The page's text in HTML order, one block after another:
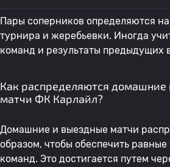
Пары соперников определяются
турнира и жеребьевки. Иногда
команд и результаты предыдущих
Как распределяются домашние
матчи ФК Карлайл?
Домашние и выездные матчи
образом, чтобы обеспечить равные
команд. Это достигается путем